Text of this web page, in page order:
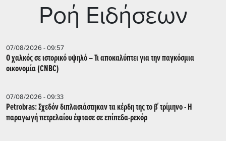
Ρoή Ειδήσεων
07/08/2026 - 09:57
Ο χαλκός σε ιστορικό υψηλό – Τι αποκαλύπτει για την παγκόσμια
οικονομία (CNBC)
07/08/2026 - 09:33
Petrobras: Σχεδόν διπλασιάστηκαν τα κέρδη της το β΄ τρίμηνο - Η
παραγωγή πετρελαίου έφτασε σε επίπεδα-ρεκόρ